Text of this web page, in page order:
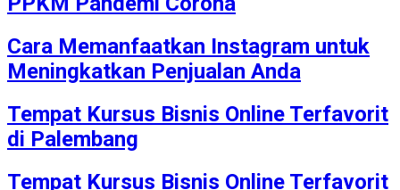
Cara Memanfaatkan Instagram untuk
Meningkatkan Penjualan Anda
Tempat Kursus Bisnis Online Terfavorit
di Palembang
Tempat Kursus Bisnis Online Terfavorit